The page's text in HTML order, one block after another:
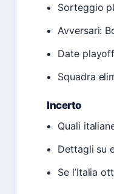
Sorteggio
Avversari:
Date
Squadra
Incerto
Quali
Dettagli su
Se l’Italia